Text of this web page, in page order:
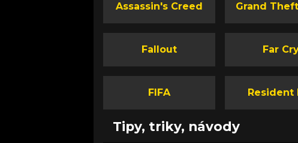
Assassin's Creed Grand
Fallout Far
FIFA Resident
Tipy, triky, návody